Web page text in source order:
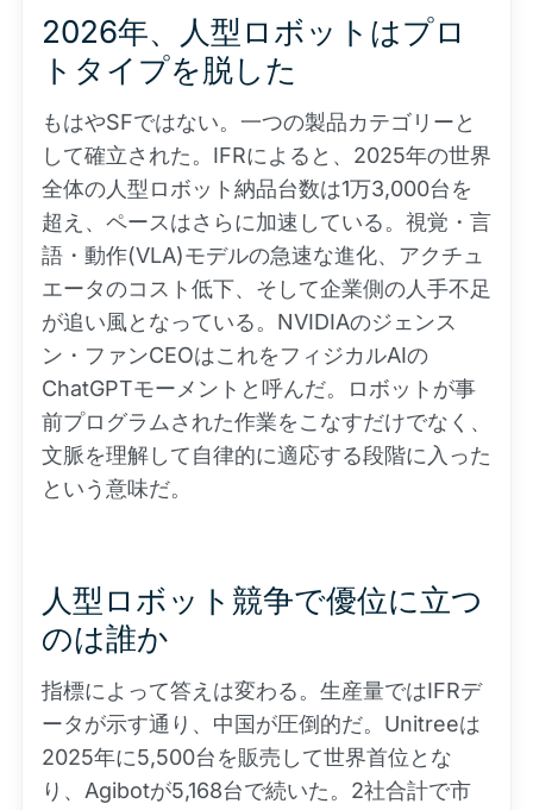
2026年、人型ロボットはプロ
トタイプを脱した
もはやSFではない。一つの製品カテゴリーと
して確立された。IFRによると、2025年の世界
全体の人型ロボット納品台数は1万3,000台を
超え、ペースはさらに加速している。視覚・言
語・動作(VLA)モデルの急速な進化、アクチュ
エータのコスト低下、そして企業側の人手不足
が追い風となっている。NVIDIAのジェンス
ン・ファンCEOはこれをフィジカルAIの
ChatGPTモーメントと呼んだ。ロボットが事
前プログラムされた作業をこなすだけでなく、
文脈を理解して自律的に適応する段階に入った
という意味だ。
人型ロボット競争で優位に立つ
のは誰か
指標によって答えは変わる。生産量ではIFRデ
ータが示す通り、中国が圧倒的だ。Unitreeは
2025年に5,500台を販売して世界首位とな
り、Agibotが5,168台で続いた。2社合計で市